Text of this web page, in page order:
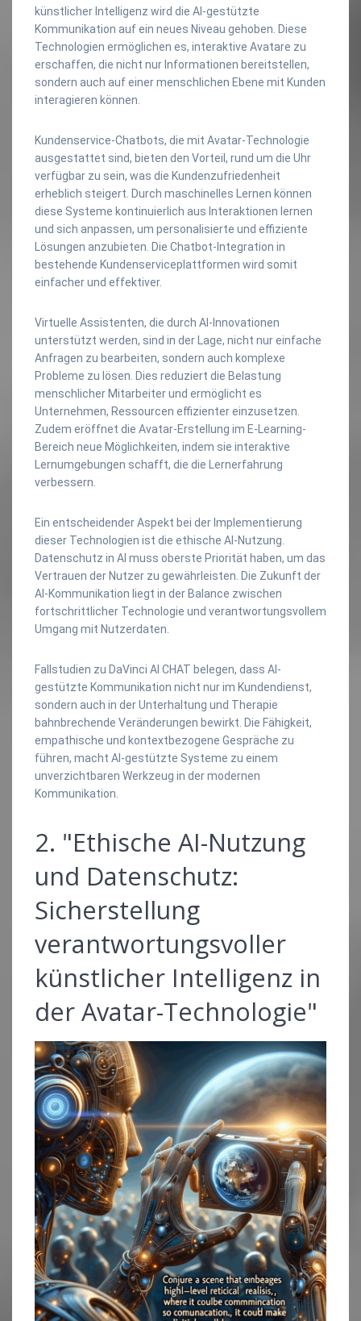
künstlicher Intelligenz wird die AI-gestützte
Kommunikation auf ein neues Niveau gehoben. Diese
Technologien ermöglichen es, interaktive Avatare zu
erschaffen, die nicht nur Informationen bereitstellen,
sondern auch auf einer menschlichen Ebene mit Kunden
interagieren können.
Kundenservice-Chatbots, die mit Avatar-Technologie
ausgestattet sind, bieten den Vorteil, rund um die Uhr
verfügbar zu sein, was die Kundenzufriedenheit
erheblich steigert. Durch maschinelles Lernen können
diese Systeme kontinuierlich aus Interaktionen lernen
und sich anpassen, um personalisierte und effiziente
Lösungen anzubieten. Die Chatbot-Integration in
bestehende Kundenserviceplattformen wird somit
einfacher und effektiver.
Virtuelle Assistenten, die durch AI-Innovationen
unterstützt werden, sind in der Lage, nicht nur einfache
Anfragen zu bearbeiten, sondern auch komplexe
Probleme zu lösen. Dies reduziert die Belastung
menschlicher Mitarbeiter und ermöglicht es
Unternehmen, Ressourcen effizienter einzusetzen.
Zudem eröffnet die Avatar-Erstellung im E-Learning-
Bereich neue Möglichkeiten, indem sie interaktive
Lernumgebungen schafft, die die Lernerfahrung
verbessern.
Ein entscheidender Aspekt bei der Implementierung
dieser Technologien ist die ethische AI-Nutzung.
Datenschutz in AI muss oberste Priorität haben, um das
Vertrauen der Nutzer zu gewährleisten. Die Zukunft der
AI-Kommunikation liegt in der Balance zwischen
fortschrittlicher Technologie und verantwortungsvollem
Umgang mit Nutzerdaten.
Fallstudien zu DaVinci AI CHAT belegen, dass AI-
gestützte Kommunikation nicht nur im Kundendienst,
sondern auch in der Unterhaltung und Therapie
bahnbrechende Veränderungen bewirkt. Die Fähigkeit,
empathische und kontextbezogene Gespräche zu
führen, macht AI-gestützte Systeme zu einem
unverzichtbaren Werkzeug in der modernen
Kommunikation.
2. "Ethische AI-Nutzung
und Datenschutz:
Sicherstellung
verantwortungsvoller
künstlicher Intelligenz in
der Avatar-Technologie"